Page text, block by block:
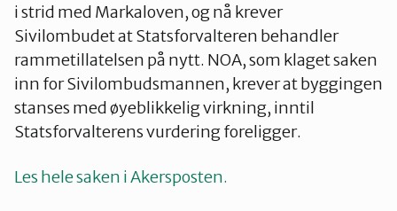
i strid med Markaloven, og nå krever
Sivilombudet at Statsforvalteren behandler
rammetillatelsen på nytt. NOA, som klaget saken
inn for Sivilombudsmannen, krever at byggingen
stanses med øyeblikkelig virkning, inntil
Statsforvalterens vurdering foreligger.
Les hele saken i Akersposten.